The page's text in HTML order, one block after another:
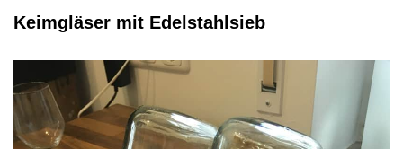
Keimgläser mit Edelstahlsieb